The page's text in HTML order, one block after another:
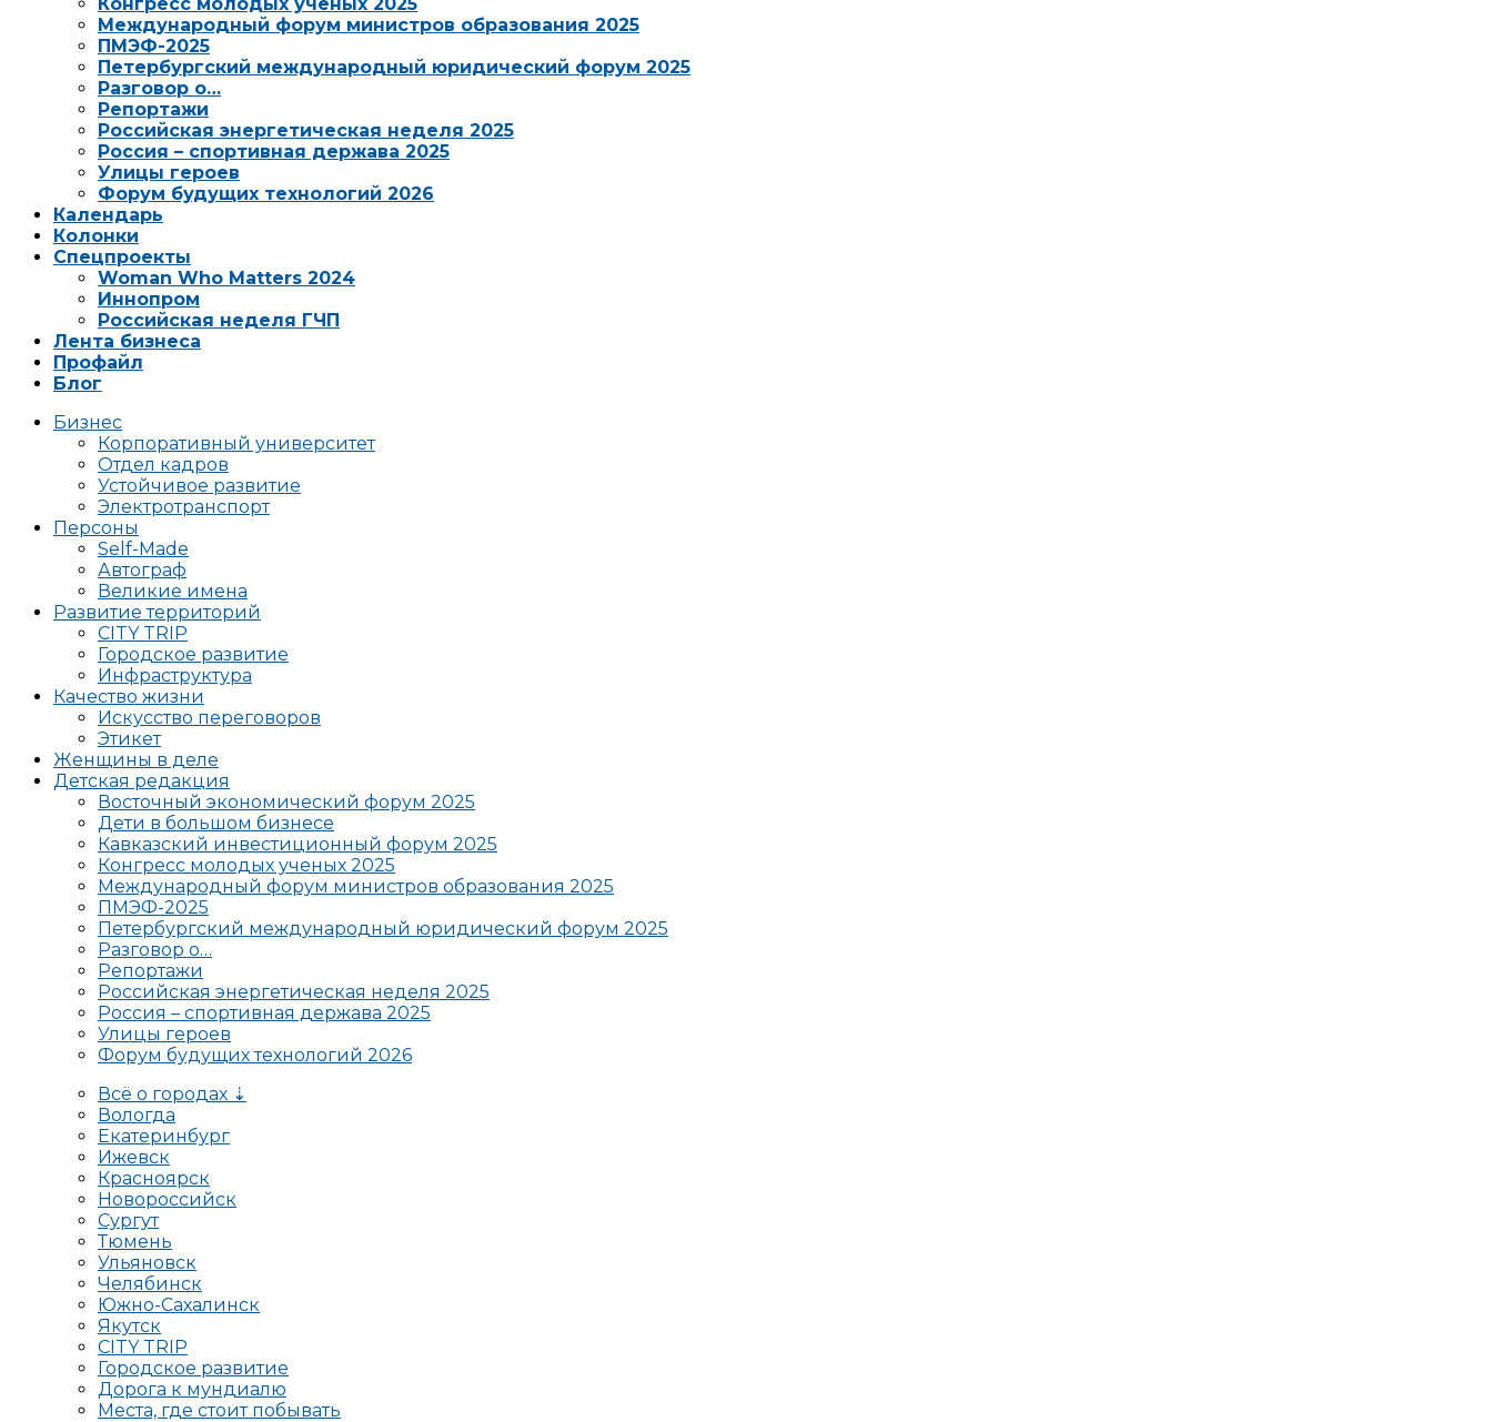
Международный форум министров образования 2025
ПМЭФ-2025
Петербургский международный юридический форум 2025
Разговор о…
Репортажи
Российская энергетическая неделя 2025
Россия – спортивная держава 2025
Улицы героев
Форум будущих технологий 2026
Календарь
Колонки
Спецпроекты
Woman Who Matters 2024
Иннопром
Российская неделя ГЧП
Лента бизнеса
Профайл
Блог
Бизнес
Корпоративный университет
Отдел кадров
Устойчивое развитие
Электротранспорт
Персоны
Self-Made
Автограф
Великие имена
Развитие территорий
CITY TRIP
Городское развитие
Инфраструктура
Качество жизни
Искусство переговоров
Этикет
Женщины в деле
Детская редакция
Восточный экономический форум 2025
Дети в большом бизнесе
Кавказский инвестиционный форум 2025
Конгресс молодых ученых 2025
Международный форум министров образования 2025
ПМЭФ-2025
Петербургский международный юридический форум 2025
Разговор о…
Репортажи
Российская энергетическая неделя 2025
Россия – спортивная держава 2025
Улицы героев
Форум будущих технологий 2026
Всё о городах ⇣
Вологда
Екатеринбург
Ижевск
Красноярск
Новороссийск
Сургут
Тюмень
Ульяновск
Челябинск
Южно-Сахалинск
Якутск
CITY TRIP
Городское развитие
Дорога к мундиалю
Места, где стоит побывать